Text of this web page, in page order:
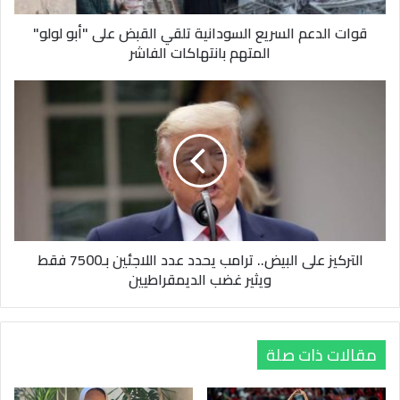
سعيًا للحفاظ على لقبه القاري وتحقيق إنجاز جديد للكرة المصرية.
لولو"
المتهمقوات الدعم السريع السودانية تلقي القبض على "أبو لولو"
المتهم بانتهاكات الفاشر
فقط
التركيز على البيض.. ترامب يحدد عدد اللاجئين بـ7500 فقط
ويثير غضب الديمقراطيين
مقالات ذات صلة